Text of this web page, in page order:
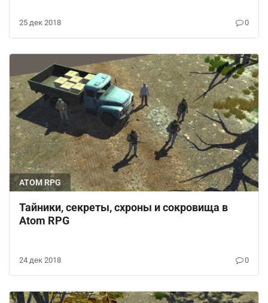
25 дек 2018 0
ATOM RPG
Тайники, секреты, схроны и сокровища в
Atom RPG
24 дек 2018 0